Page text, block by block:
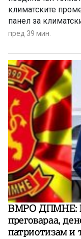
климатските
панел за
затоплување
поинтензивни и
пред 39 мин.
ВМРО ДПМНЕ:
преговараа,
патриотизам и